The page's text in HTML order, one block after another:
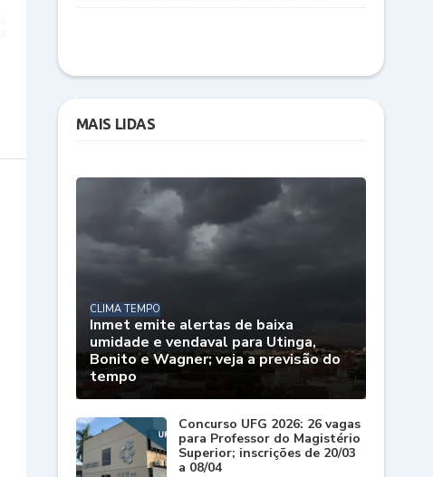
MAIS LIDAS
CLIMA TEMPO
Inmet emite alertas de baixa
umidade e vendaval para Utinga,
Bonito e Wagner; veja a previsão do
tempo
Concurso UFG 2026: 26 vagas
para Professor do Magistério
Superior; inscrições de 20/03
a 08/04